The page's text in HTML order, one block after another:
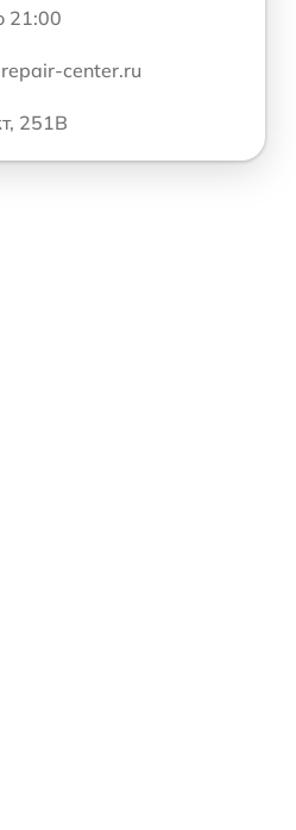
21:00
center.ru
251В